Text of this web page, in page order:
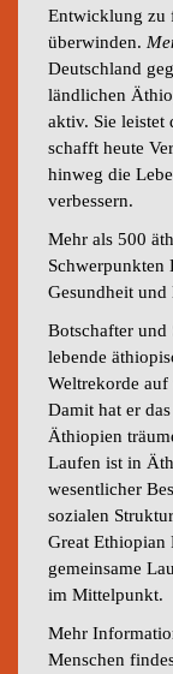
Entwicklung zu
überwinden.
Deutschland
ländlichen
aktiv. Sie leistet
schafft heute
hinweg die
verbessern.
Mehr als 500
Schwerpunkten
Gesundheit und
Botschafter und
lebende
Weltrekorde
Damit hat er
Äthiopien
Laufen ist in
wesentlicher
sozialen
Great Ethiopian
gemeinsame
im Mittelpunkt.
Mehr
Menschen